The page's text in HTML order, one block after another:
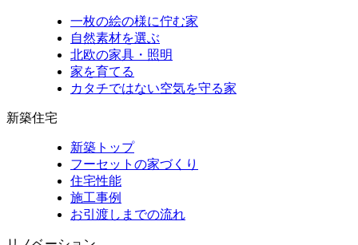
一枚の絵の様に佇む家
自然素材を選ぶ
北欧の家具・照明
家を育てる
カタチではない空気を守る家
新築住宅
新築トップ
フーセットの家づくり
住宅性能
施工事例
お引渡しまでの流れ